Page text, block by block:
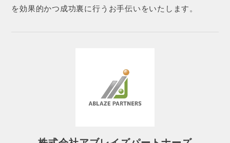
を効果的かつ成功裏に行うお手伝いをいたします。